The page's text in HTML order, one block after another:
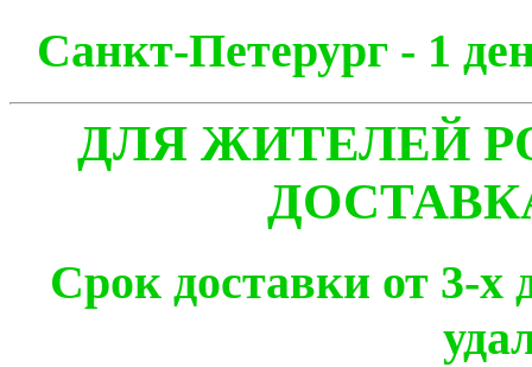
Санкт-Петерург -
ДЛЯ ЖИТЕЛЕЙ
Срок доставки от 3-х